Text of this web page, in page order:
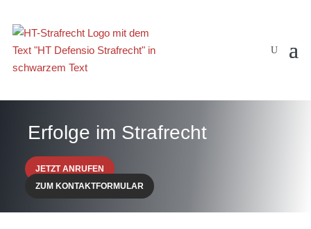
Erfolge im Strafrecht
JETZT ANRUFEN
ZUM KONTAKTFORMULAR